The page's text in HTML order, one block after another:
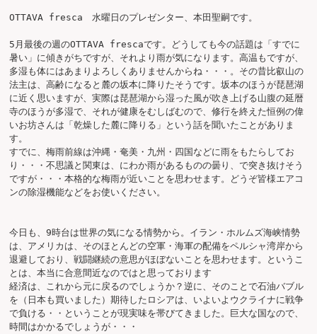
OTTAVA fresca　水曜日のプレゼンター、本田聖嗣です。
5月最後の週のOTTAVA frescaです。どうしても今の話題は「すでに
暑い」に傾きがちですが、それより雨が気になります。高温もですが、
多湿も体にはあまりよろしくありませんからね・・・。その昔比叡山の
法主は、高齢になると麓の坂本に降りたそうです。坂本のほうが琵琶湖
に近く思いますが、実際は琵琶湖から湿った風が吹き上げる山腹の延暦
寺のほうが多湿で、それが健康をむしばむので、修行を終えた恒例の偉
いお坊さんは「乾燥した麓に降りる」という話を聞いたことがありま
す。
すでに、梅雨前線は沖縄・奄美・九州・四国などに雨をもたらしてお
り・・・不思議と関東は、にわか雨があるものの曇り、で突き抜けそう
ですが・・・本格的な梅雨が近いことを思わせます。どうぞ皆様エアコ
ンの除湿機能などをお使いください。
今日も、9時台は世界の気になる情勢から。イラン・ホルムズ海峡情勢
は、アメリカは、そのほとんどの空軍・海軍の配備をペルシャ湾岸から
退避しており、戦闘継続の意思がほぼないことを思わせます。というこ
とは、本当に合意間近なのではと思っております
経済は、これから元に戻るのでしょうか？逆に、そのことで石油バブル
を（日本も買いました）期待したロシアは、いよいよウクライナに戦争
で負ける・・ということが現実味を帯びてきました。巨大な国なので、
時間はかかるでしょうが・・・